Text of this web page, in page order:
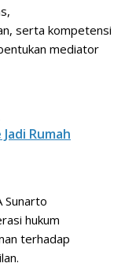
serta kompetensi
mediator
Rumah
Sunarto
hukum
terhadap